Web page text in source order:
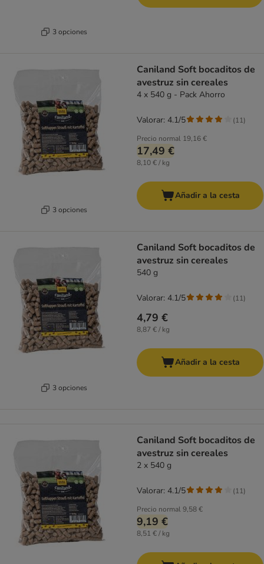
3 opciones
3 opciones
Caniland Soft bocaditos de
avestruz sin cereales
4 x 540 g - Pack Ahorro
Precio normal 19,16 €
17,49 €
8,10 € / kg
Valorar: 4.1/5 (11)
Añadir a la cesta
3 opciones
Caniland Soft bocaditos de
avestruz sin cereales
540 g
4,79 €
8,87 € / kg
Valorar: 4.1/5 (11)
Añadir a la cesta
Caniland Soft bocaditos de
avestruz sin cereales
2 x 540 g
Precio normal9,58 €
9,19 €
8,51 € / kg
Valorar: 4.1/5 (11)